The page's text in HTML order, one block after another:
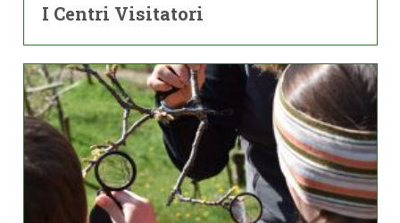
I Centri Visitatori